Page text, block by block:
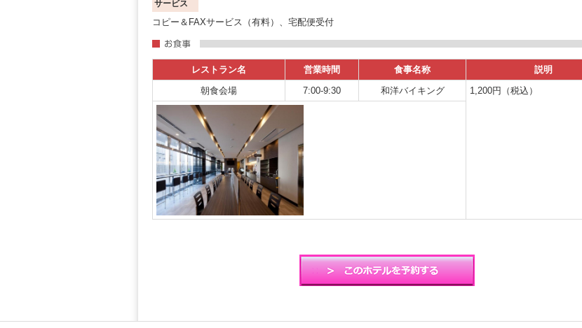
サービス
コピー＆FAXサービス（有料）、宅配便受付
レストラン名 営業時間 食事名称
説明
朝食会場
7:00-9:30 和洋バイキング 1,200円（税込）